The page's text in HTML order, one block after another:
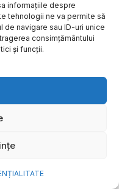
informațiile despre
tehnologii ne va permite să
navigare sau ID-uri unice
consimțământului
și funcții.
un program